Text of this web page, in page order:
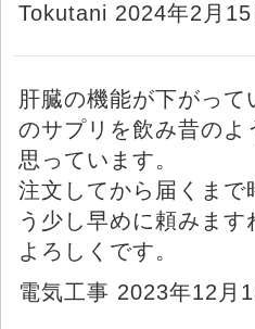
Tokutani 2024年2月15
肝臓の機能が下がっ
のサプリを飲み昔の
思っています。
注文してから届くま
う少し早めに頼みます
よろしくです。
電気工事 2023年12月